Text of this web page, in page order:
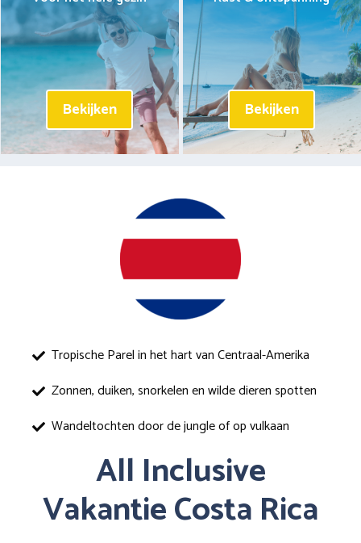
Bekijken Bekijken
Tropische Parel in het hart van Centraal-Amerika
Zonnen, duiken, snorkelen en wilde dieren spotten
Wandeltochten door de jungle of op vulkaan
All Inclusive
Vakantie Costa Rica